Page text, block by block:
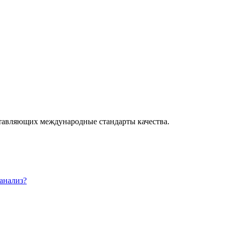
международные стандарты качества.